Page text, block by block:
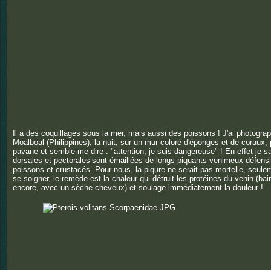
Il a des coquillages sous la mer, mais aussi des poissons ! J'ai
Moalboal (Philippines), la nuit, sur un mur coloré d'éponges et de coraux,
pavane et semble me dire : "attention, je suis dangereuse" ! En effet je
dorsales et pectorales sont émaillées de longs piquants venimeux
poissons et crustacés. Pour nous, la piqure ne serait pas mortelle,
se soigner, le remède est la chaleur qui détruit les protéines du venin
encore, avec un sèche-cheveux) et soulage immédiatement la douleur !